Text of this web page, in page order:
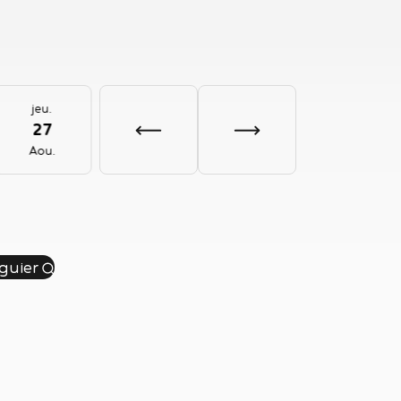
jeu.
27
Aou.
28